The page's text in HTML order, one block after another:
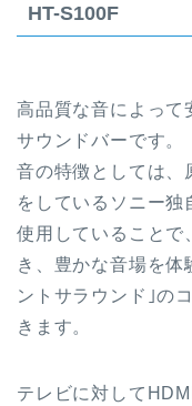
HT-S100F
高品質な音によって
サウンドバーです。
音の特徴としては、
をしているソニー独
使用していることで
き、豊かな音場を
ントサラウンド｣の
きます。
テレビに対して